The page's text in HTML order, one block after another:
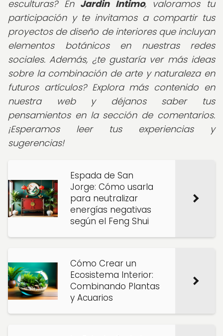
esculturas?En Jardin Intimo, valoramos tu
participación y te invitamos a compartir tus
proyectos de diseño de interiores que incluyan
elementos botánicos en nuestras redes
sociales. Además, ¿te gustaría ver más ideas
sobre la combinación de arte y naturaleza en
futuros artículos? Explora más contenido en
nuestra web y déjanos saber tus
pensamientos en la sección de comentarios.
¡Esperamos leer tus experiencias y
sugerencias!
Espada de San
Jorge: Cómo usarla
para neutralizar
energías negativas
según el Feng Shui
Cómo Crear un
Ecosistema Interior:
Combinando Plantas
y Acuarios